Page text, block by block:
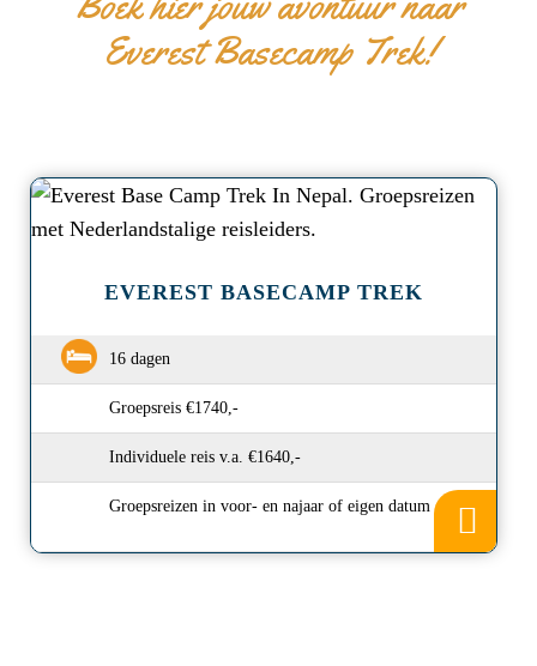
Everest Basecamp Trek!
EVEREST BASECAMP TREK
16 dagen
Groepsreis €1740,-
Individuele reis v.a. €1640,-
Groepsreizen in voor- en najaar of eigen datum
a